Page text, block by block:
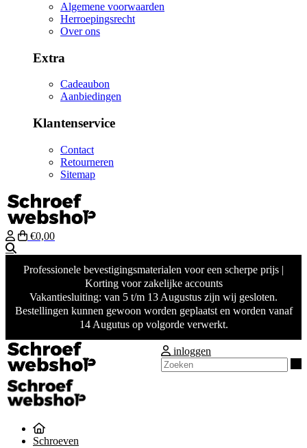
Algemene voorwaarden
Herroepingsrecht
Over ons
Extra
Cadeaubon
Aanbiedingen
Klantenservice
Contact
Retourneren
Sitemap
€0,00
Professionele bevestigingsmaterialen voor een scherpe prijs |
Korting voor zakelijke accounts
Vakantiesluiting: van 5 t/m 13 Augustus zijn wij gesloten.
Bestellingen kunnen gewoon worden geplaatst en worden vanaf
14 Augutus op volgorde verwerkt.
inloggen
Schroeven